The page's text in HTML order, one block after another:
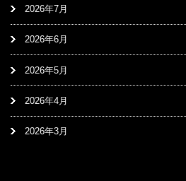
2026年7月
2026年6月
2026年5月
2026年4月
2026年3月